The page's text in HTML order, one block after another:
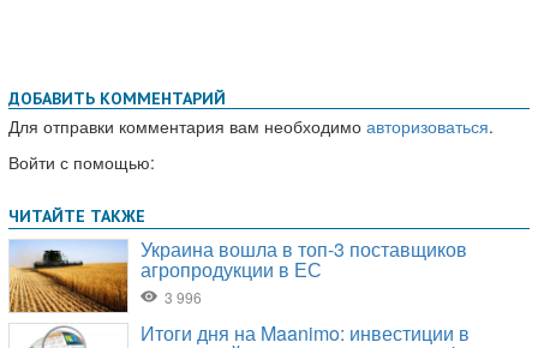
ДОБАВИТЬ КОММЕНТАРИЙ
Для отправки комментария вам необходимо авторизоваться.
Войти с помощью: